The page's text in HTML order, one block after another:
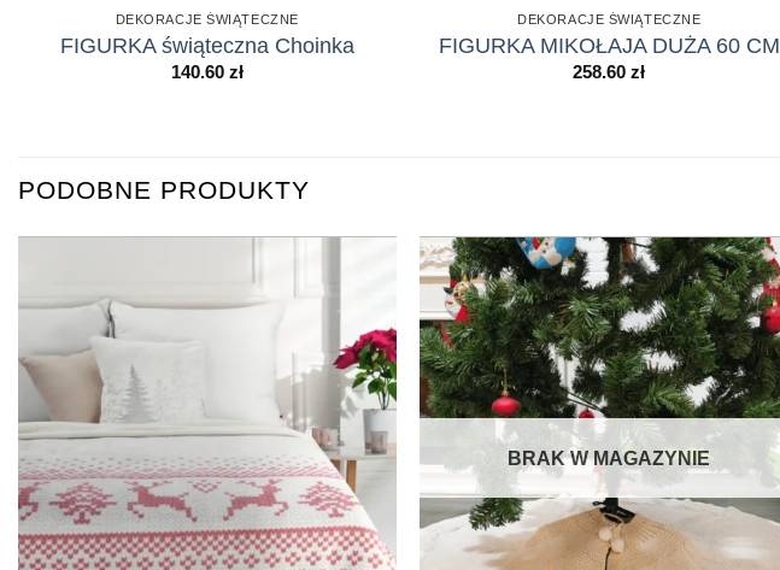
DEKORACJE ŚWIĄTECZNE
FIGURKA świąteczna Choinka
140.60 zł
DEKORACJE ŚWIĄTECZNE
FIGURKA MIKOŁAJA DUŻA 60 CM
258.60zł
PODOBNE PRODUKTY
BRAK W MAGAZYNIE